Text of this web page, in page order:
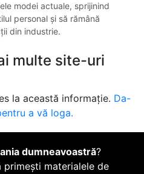
modei actuale, sprijinind
personal și să rămână
din industrie.
multe site-uri
la această informație. Da-
a vă loga.
dumneavoastră?
primești materialele de